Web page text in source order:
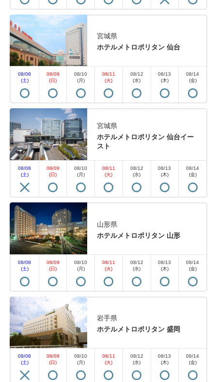
宮城県
ホテルメトロポリタン 仙台
08/08
(土)
08/09
(日)
08/10
(月)
08/11
(火)
08/12
(水)
08/13
(木)
08/14
(金)
宮城県
ホテルメトロポリタン 仙台イー
スト
08/08
(土)
08/09
(日)
08/10
(月)
08/11
(火)
08/12
(水)
08/13
(木)
08/14
(金)
山形県
ホテルメトロポリタン 山形
08/08
(土)
08/09
(日)
08/10
(月)
08/11
(火)
08/12
(水)
08/13
(木)
08/14
(金)
岩手県
ホテルメトロポリタン 盛岡
08/08
(土)
08/09
(日)
08/10
(月)
08/11
(火)
08/12
(水)
08/13
(木)
08/14
(金)